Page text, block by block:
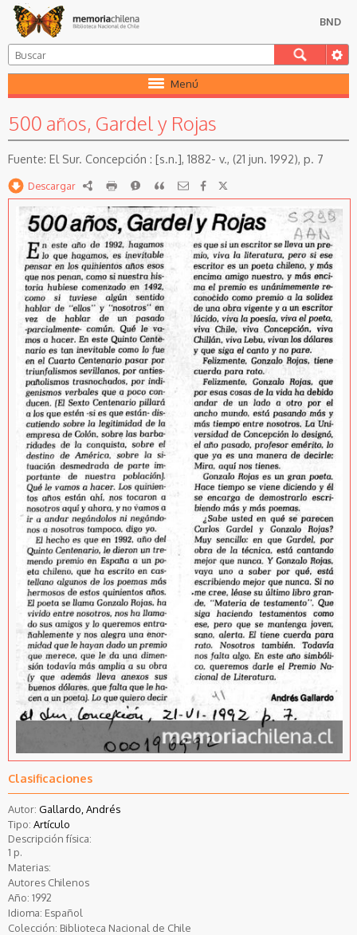
BND
Menú
500 años, Gardel y Rojas
El Sur. Concepción : [s.n.], 1882- v., (21 jun. 1992), p. 7
Descargar RDF imprimirReportarCitar
Clasificaciones
Autor: Gallardo, Andrés
Tipo: Artículo
Descripción física:
1 p.
Materias:
Autores Chilenos
Año: 1992
Idioma: Español
Colección: Biblioteca Nacional de Chile